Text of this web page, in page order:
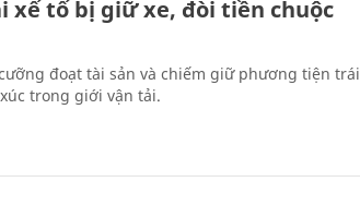
xế tố bị giữ xe, đòi tiền chuộc
đoạt tài sản và chiếm giữ phương tiện trái
trong giới vận tải.